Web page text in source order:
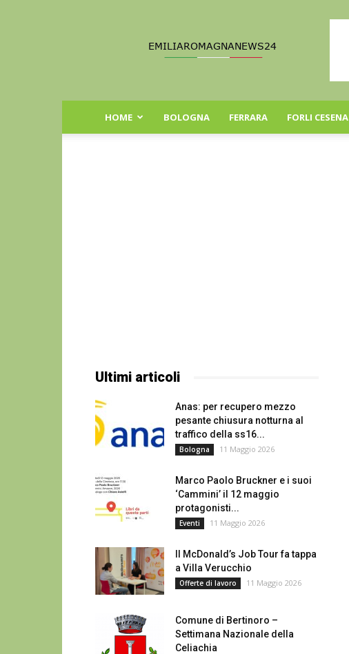
Romagna
HOME BOLOGNA FERRARA FORLI CESENA
Ultimi articoli
Anas: per recupero mezzo
pesante chiusura notturna al
traffico della ss16...
Bologna 11 Maggio 2026
Marco Paolo Bruckner e i suoi
‘Cammini’ il 12 maggio
protagonisti...
Eventi 11 Maggio 2026
Il McDonald’s Job Tour fa tappa
a Villa Verucchio
Offerte di lavoro 11 Maggio 2026
Comune di Bertinoro –
Settimana Nazionale della
Celiachia